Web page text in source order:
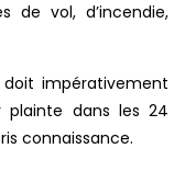
de vol, d’incendie,
impérativement
plainte dans les 24
connaissance.